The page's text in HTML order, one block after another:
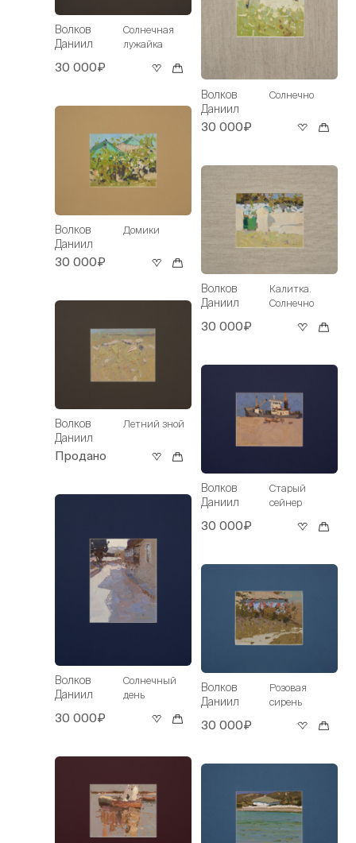
Волков
Даниил
Солнечная
лужайка
30 000₽
Волков
Даниил
Домики
30 000₽
Волков
Даниил
Летний зной
Продано
Волков
Даниил
Солнечный
день
30 000₽
Волков
Даниил
Солнечно
30 000₽
Волков
Даниил
Калитка.
Солнечно
30 000₽
Волков
Даниил
Старый
сейнер
30 000₽
Волков
Даниил
Розовая
сирень
30 000₽